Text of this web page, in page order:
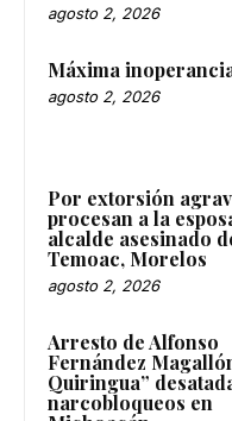
agosto 2, 2026
Máxima
agosto 2, 2026
Por extorsión
procesan a la
alcalde asesinado
Temoac, Morelos
agosto 2, 2026
Arresto de Alfonso
Fernández
Quiringua”
narcobloqueos en